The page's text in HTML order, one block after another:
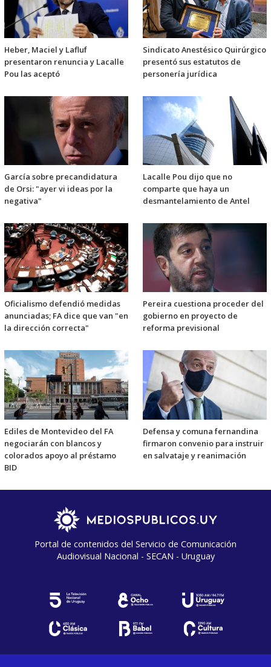
Heber, Maciel y Lafluf
presentaron renuncia y Lacalle
Pou las aceptó
Sindicato Anestésico Quirúrgico
presentó sus estatutos de
personería jurídica
García sobre precandidatura
de Orsi: "ayer vi ideas por la
negativa"
Lacalle Pou dijo que no
comparte que haya un
desmantelamiento de Antel
Oficialismo defendió medidas
anunciadas; FA dice que van "en
la dirección correcta"
Pereira cuestiona proceder del
gobierno en proyecto de
reforma previsional
Ediles de Montevideo del FA
negociarán con blancos y
colorados apoyo al préstamo
BID
Defensa y comuna fernandina
firmaron convenio para instruir
en salvataje y reanimación
Portal de contenidos del Servicio de Comunicación
Audiovisual Nacional - SECAN - Uruguay